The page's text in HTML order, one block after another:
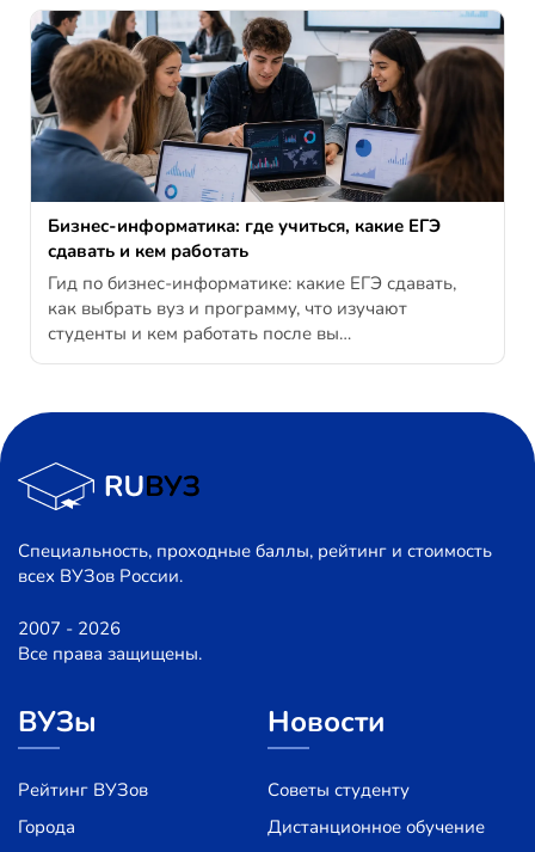
Бизнес-информатика: где учиться, какие ЕГЭ
сдавать и кем работать
Гид по бизнес-информатике: какие ЕГЭ сдавать,
как выбрать вуз и программу, что изучают
студенты и кем работать после вы…
Специальность, проходные баллы, рейтинг и стоимость
всех ВУЗов России.
2007 - 2026
Все права защищены.
ВУЗы
Рейтинг ВУЗов
Города
Новости
Советы студенту
Дистанционное обучение